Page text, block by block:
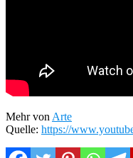
Mehr von Arte
Quelle: https://